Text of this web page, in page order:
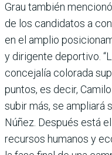
Grau también
de los candidatos a
en el amplio
y dirigente depor­tivo.
concejalía colorada
puntos, es decir,
subir más, se ampliará
Núñez. Des­pués está
recursos humanos y